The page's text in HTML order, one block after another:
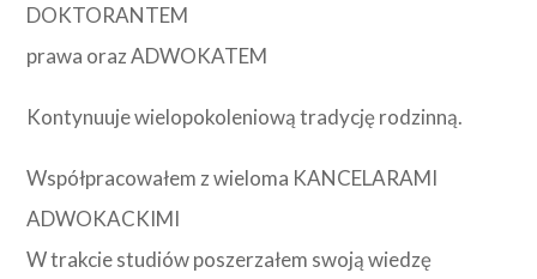
DOKTORANTEM
prawa oraz ADWOKATEM
Kontynuuje wielopokoleniową tradycję rodzinną.
Współpracowałem z wieloma KANCELARAMI
ADWOKACKIMI
W trakcie studiów poszerzałem swoją wiedzę